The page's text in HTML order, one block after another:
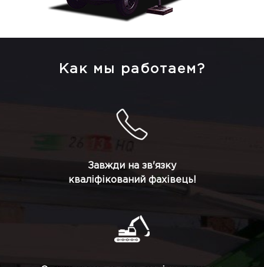
Как мы работаем?
Завжди на зв'язку
кваліфікований фахівець!